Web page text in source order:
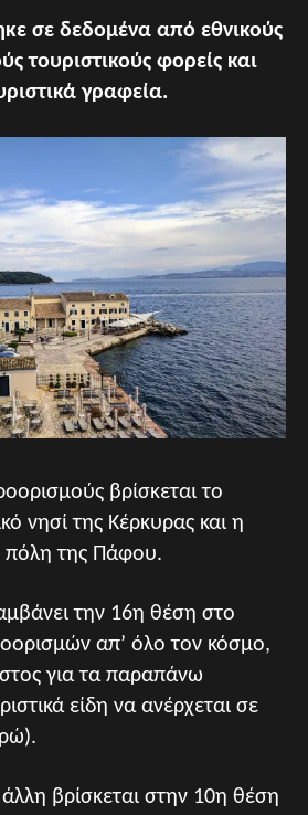
σε δεδομένα από εθνικούς
τουριστικούς φορείς και
γραφεία.
βρίσκεται το
νησί της Κέρκυρας και η
της Πάφου.
την 16η θέση στο
απ’ όλο τον κόσμο,
για τα παραπάνω
είδη να ανέρχεται σε
βρίσκεται στην 10η θέση